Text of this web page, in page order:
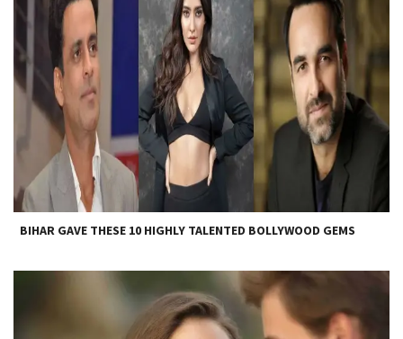
BIHAR GAVE THESE 10 HIGHLY TALENTED BOLLYWOOD GEMS